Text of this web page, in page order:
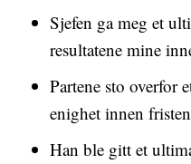
Sjefen ga meg et
resultatene mine
Partene sto overfor
enighet innen
Han ble gitt et